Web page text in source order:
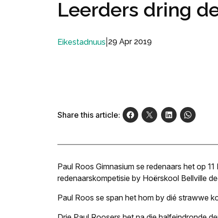
Leerders dring
Eikestadnuus 29 Apr 2019
Share this article:
Paul Roos Gimnasium se redenaars het op
redenaarskompetisie by Hoërskool Bellville
Paul Roos se span het hom by dié strawwe